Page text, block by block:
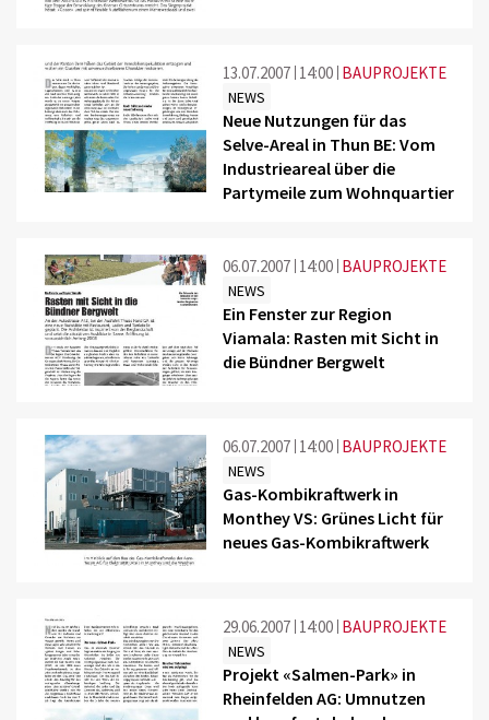
13.07.2007 14:00 BAUPROJEKTE
NEWS
Neue Nutzungen für das
Selve-Areal in Thun BE: Vom
Industrieareal über die
Partymeile zum Wohnquartier
06.07.2007 14:00 BAUPROJEKTE
NEWS
Ein Fenster zur Region
Viamala: Rasten mit Sicht in
die Bündner Bergwelt
06.07.2007 14:00 BAUPROJEKTE
NEWS
Gas-Kombikraftwerk in
Monthey VS: Grünes Licht für
neues Gas-Kombikraftwerk
29.06.2007 14:00 BAUPROJEKTE
NEWS
Projekt «Salmen-Park» in
Rheinfelden AG: Umnutzen